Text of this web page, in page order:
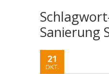
Sanierung
21
OKT.